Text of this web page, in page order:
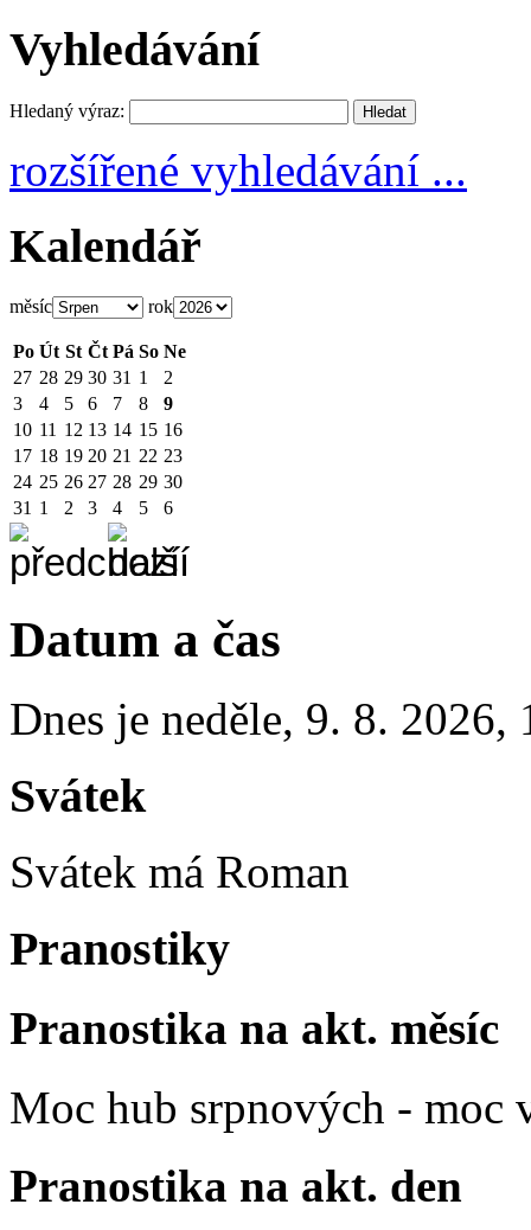
Vyhledávání
Hledaný výraz:
rozšířené vyhledávání ...
Kalendář
měsíc rok
Po Út St Čt Pá So Ne
27 28 29 30 31 1
2
3
4 5 6 7 8
9
10 11 12 13 14 15 16
17 18 19 20 21 22 23
24 25 26 27 28 29 30
31 1 2 3 4 5 6
Datum a čas
Dnes je neděle, 9. 8. 2026,
Svátek
Svátek má Roman
Pranostiky
Pranostika na akt. měsíc
Moc hub srpnových - moc
Pranostika na akt. den